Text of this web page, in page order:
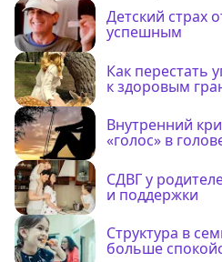
Детский страх
успешным
Как перестать
к здоровым
Внутренний
«голос» в
СДВГ у
и поддержки
Структура в
больше